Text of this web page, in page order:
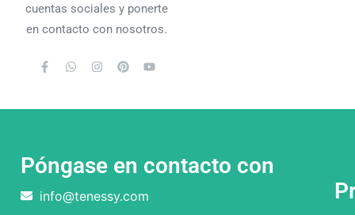
cuentas sociales y ponerte
en contacto con nosotros.
Póngase en contacto con
info@tenessy.com